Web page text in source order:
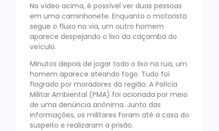
No vídeo acima, é possível ver duas pessoas
em uma caminhonete. Enquanto o motorista
segue o fluxo na via, um outro homem
aparece despejando o lixo da caçamba do
veículo.
Minutos depois de jogar todo o lixo na rua, um
homem aparece ateando fogo. Tudo foi
flagrado por moradores da região. A Polícia
Militar Ambiental (PMA) foi acionada por meio
de uma denúncia anônima. Junto das
informações, os militares foram até a casa do
suspeito e realizaram a prisão.